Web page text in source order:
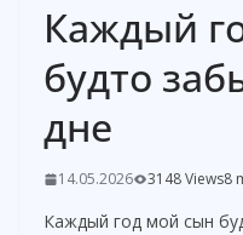
Каждый
будто
дне
14.05.2026 3148 Views8
Каждый год мой сын